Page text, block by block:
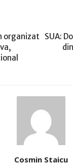
organizat
SUA:
Cosmin Staicu